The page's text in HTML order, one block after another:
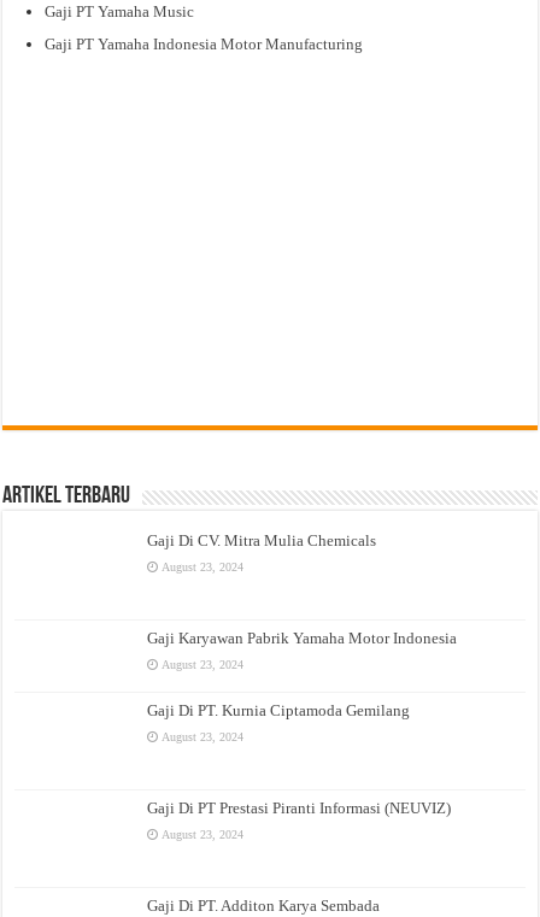
Gaji PT Yamaha Music
Gaji PT Yamaha Indonesia Motor Manufacturing
Artikel Terbaru
Gaji Di CV. Mitra Mulia Chemicals
August 23, 2024
Gaji Karyawan Pabrik Yamaha Motor Indonesia
August 23, 2024
Gaji Di PT. Kurnia Ciptamoda Gemilang
August 23, 2024
Gaji Di PT Prestasi Piranti Informasi (NEUVIZ)
August 23, 2024
Gaji Di PT. Additon Karya Sembada